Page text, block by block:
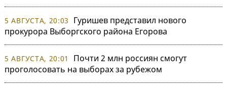
5 АВГУСТА, 20:03
Гуришев представил нового
прокурора Выборгского района Егорова
5 АВГУСТА, 20:01
Почти 2 млн россиян смогут
проголосовать на выборах за рубежом